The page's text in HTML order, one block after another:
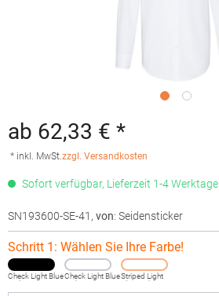
ab 62,33 € *
* inkl. MwSt.zzgl. Versandkosten
Sofort verfügbar, Lieferzeit 1-4 Werktage
SN193600-SE-41 , von: Seidensticker
Schritt 1: Wählen Sie Ihre Farbe!
Check Light Blue
- White
Check Light Blue
- White
Striped Light
Blue - White